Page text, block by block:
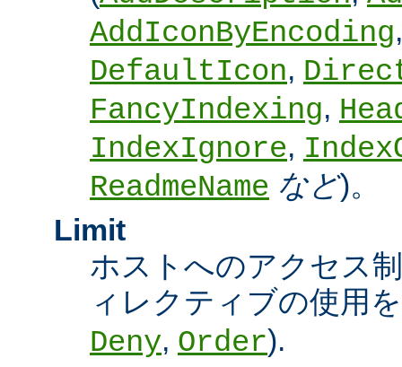
AddIconByEncoding
DefaultIcon,
FancyIndexing,
IndexIgnore,
ReadmeName など)。
Limit
ホストへのアクセス
ィレクティブの使用
Deny, Order).